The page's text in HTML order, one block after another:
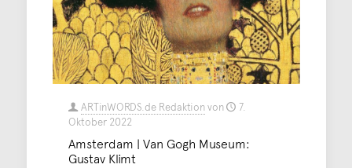
ARTinWORDS.de Redaktionvon
7.
Oktober 2022
Amsterdam | Van Gogh Museum:
Gustav Klimt